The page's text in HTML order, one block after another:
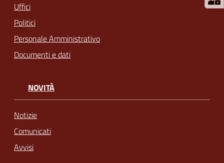
Uffici
Politici
Personale Amministrativo
Documenti e dati
NOVITÀ
Notizie
Comunicati
Avvisi